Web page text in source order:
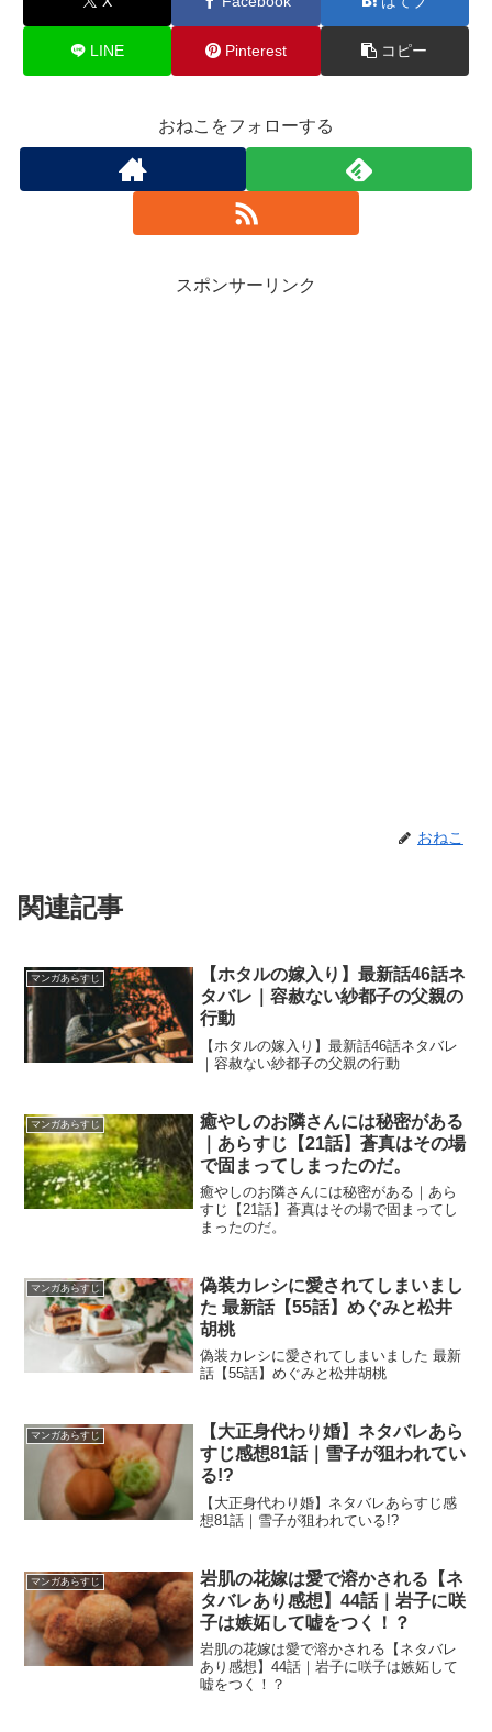
LINE Pinterest コピー
おねこをフォローする
スポンサーリンク
おねこ
関連記事
マンガあらすじ
【ホタルの嫁入り】最新話46話ネ
タバレ｜容赦ない紗都子の父親の
行動
【ホタルの嫁入り】最新話46話ネタバレ
｜容赦ない紗都子の父親の行動
マンガあらすじ
癒やしのお隣さんには秘密がある
｜あらすじ【21話】蒼真はその場
で固まってしまったのだ。
癒やしのお隣さんには秘密がある｜あら
すじ【21話】蒼真はその場で固まってし
まったのだ。
マンガあらすじ
偽装カレシに愛されてしまいまし
た 最新話【55話】めぐみと松井
胡桃
偽装カレシに愛されてしまいました 最新
話【55話】めぐみと松井胡桃
マンガあらすじ
【大正身代わり婚】ネタバレあら
すじ感想81話｜雪子が狙われてい
る!?
【大正身代わり婚】ネタバレあらすじ感
想81話｜雪子が狙われている!?
マンガあらすじ
岩肌の花嫁は愛で溶かされる【ネ
タバレあり感想】44話｜岩子に咲
子は嫉妬して嘘をつく！？
岩肌の花嫁は愛で溶かされる【ネタバレ
あり感想】44話｜岩子に咲子は嫉妬して
嘘をつく！？